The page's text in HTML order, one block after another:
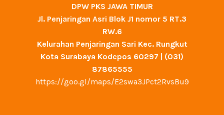
DPW PKS JAWA TIMUR
Jl. Penjaringan Asri Blok J1 nomor 5 RT.3
RW.6
Kelurahan Penjaringan Sari Kec. Rungkut
Kota Surabaya Kodepos 60297 | (031)
87865555
https://goo.gl/maps/E2swa3JPct2RvsBu9